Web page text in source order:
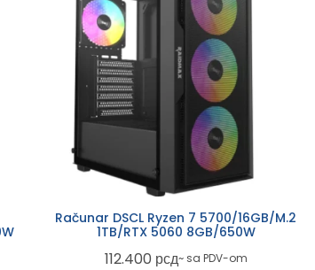
Računar DSCL Ryzen 7 5700/16GB/M.2
1TB/RTX 5060 8GB/650W
112.400 рсд~ sa PDV-om